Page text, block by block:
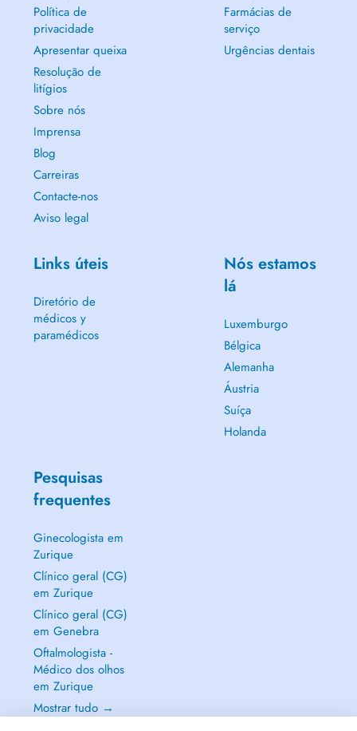
Política de
privacidade
Apresentar queixa
Resolução de
litígios
Sobre nós
Imprensa
Blog
Carreiras
Contacte-nos
Aviso legal
Farmácias de
serviço
Urgências dentais
Links úteis
Diretório de
médicos y
paramédicos
Nós estamos
lá
Luxemburgo
Bélgica
Alemanha
Áustria
Suíça
Holanda
Pesquisas
frequentes
Ginecologista em
Zurique
Clínico geral (CG)
em Zurique
Clínico geral (CG)
em Genebra
Oftalmologista -
Médico dos olhos
em Zurique
Mostrar tudo →